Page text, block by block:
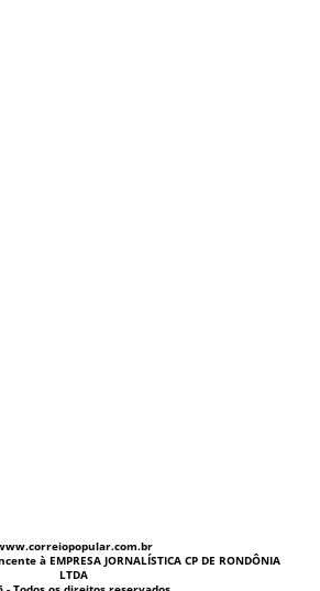
à EMPRESA JORNALÍSTICA CP DE RONDÔNIA
LTDA